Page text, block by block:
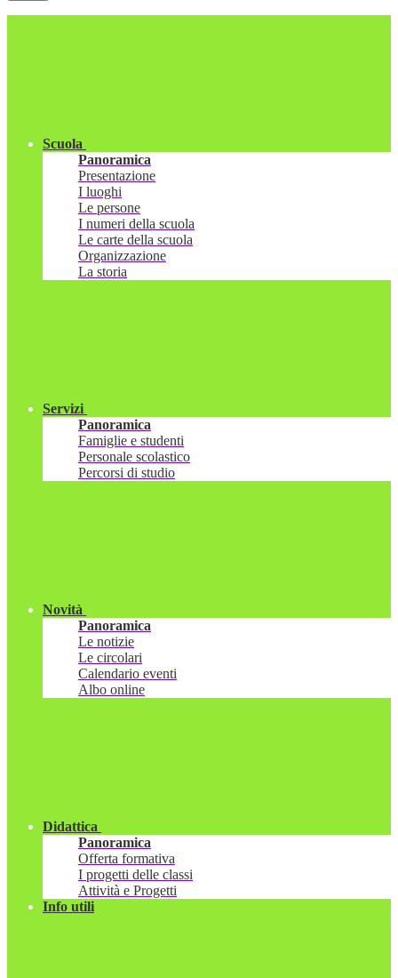
Scuola
Panoramica
Presentazione
I luoghi
Le persone
I numeri della scuola
Le carte della scuola
Organizzazione
La storia
Servizi
Panoramica
Famiglie e studenti
Personale scolastico
Percorsi di studio
Novità
Panoramica
Le notizie
Le circolari
Calendario eventi
Albo online
Didattica
Panoramica
Offerta formativa
I progetti delle classi
Attività e Progetti
Info utili